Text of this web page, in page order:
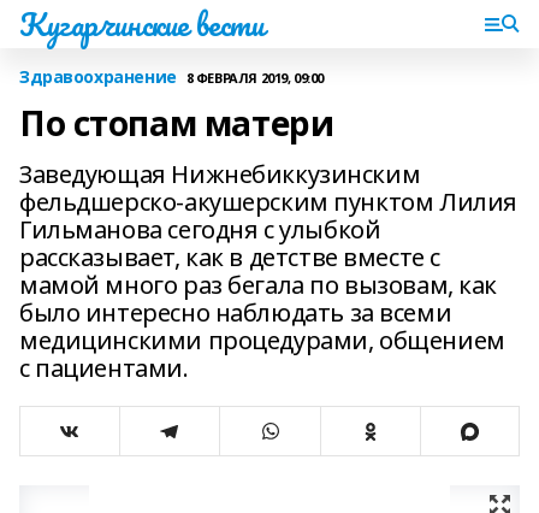
Кугарчинские вести
Здравоохранение 8 ФЕВРАЛЯ 2019, 09:00
По стопам матери
Заведующая Нижнебиккузинским
фельдшерско-акушерским пунктом Лилия
Гильманова сегодня с улыбкой
рассказывает, как в детстве вместе с
мамой много раз бегала по вызовам, как
было интересно наблюдать за всеми
медицинскими процедурами, общением
с пациентами.